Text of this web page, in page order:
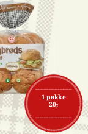
1 pakke
20,-